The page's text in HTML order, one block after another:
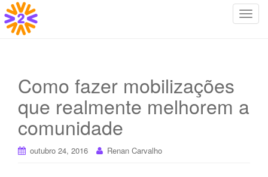
T
a
Como fazer mobilizações
que realmente melhorem a
comunidade
outubro 24, 2016 Renan Carvalho